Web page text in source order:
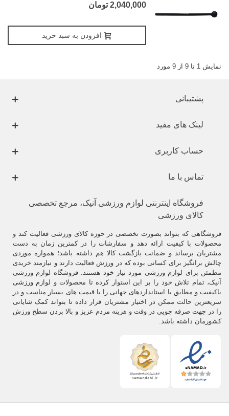
2,040,000 تومان
افزودن به سبد خرید
نمایش 1 تا 9 از 9 مورد
پشتیبانی
لینک های مفید
حساب کاربری
تماس با ما
فروشگاه اینترنتی لوازم ورزشی آنیک، مرجع تخصصی
کالای ورزشی
فروشگاهی که بتواند بصورت تخصصی در حوزه کالای ورزشی فعالیت کند و
محصولات با کیفیت ارائه دهد و سفارشات را در کمترین زمان به دست
مشتریان برساند و ضمانت بازگشت کالا هم داشته باشد؛ همواره موردی
چالش برانگیز برای کسانی بوده که در ورزش فعالیت دارند و نیازمند خریدی
مطمئن برای لوازم ورزشی مورد نیاز خود هستند. فروشگاه لوازم ورزشی
آنیک، تمام تلاش خود را بر این استوار کرده تا محصولات و لوازم ورزشی
باکیفیت و مطابق با استانداردهای جهانی را با قیمت های بسیار مناسب و در
سریعترین حالت ممکن در اختیار مشتریان قرار داده تا بتواند کمک شایانی
را در جهت صرفه جویی در وقت و هزینه مردم عزیز و بالا بردن سطح ورزش
کشورمان داشته باشد.